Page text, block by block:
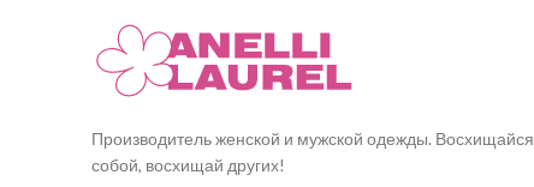
Производитель женской и мужской одежды. Восхищайся
собой, восхищай других!